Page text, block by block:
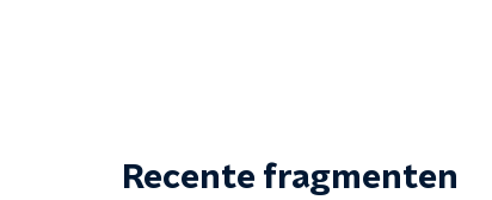
Recente fragmenten